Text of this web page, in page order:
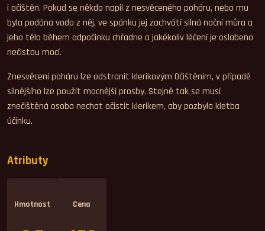
i očištěn. Pokud se někdo napil z nesvěceného poháru, nebo mu
byla podána voda z něj, ve spánku jej zachvátí silná noční můra a
jeho tělo během odpočinku chřadne a jakékoliv léčení je oslabeno
nečistou mocí.
Znesvěcení poháru lze odstranit klerikovým Očištěním, v případě
silnějšího lze použít mocnější prosby. Stejně tak se musí
znečištěná osoba nechat očistit klerikem, aby pozbyla kletba
účinku.
Atributy
Hmotnost Cena